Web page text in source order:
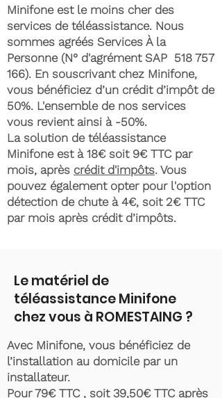
Minifone est le moins cher des
services de téléassistance. Nous
sommes agréés Services À la
Personne (N° d'agrément SAP 518 757
166). En souscrivant chez Minifone,
vous bénéficiez d’un crédit d’impôt de
50%. L'ensemble de nos services
vous revient ainsi à -50%.
La solution de téléassistance
Minifone est à 18€ soit 9€ TTC par
mois, après crédit d'impôts. Vous
pouvez également opter pour l'option
détection de chute à 4€, soit 2€ TTC
par mois après crédit d’impôts.
Le matériel de
téléassistance Minifone
chez vous à ROMESTAING ?
Avec Minifone, vous bénéficiez de
l’installation au domicile par un
installateur.
Pour 79€ TTC , soit 39,50€ TTC après